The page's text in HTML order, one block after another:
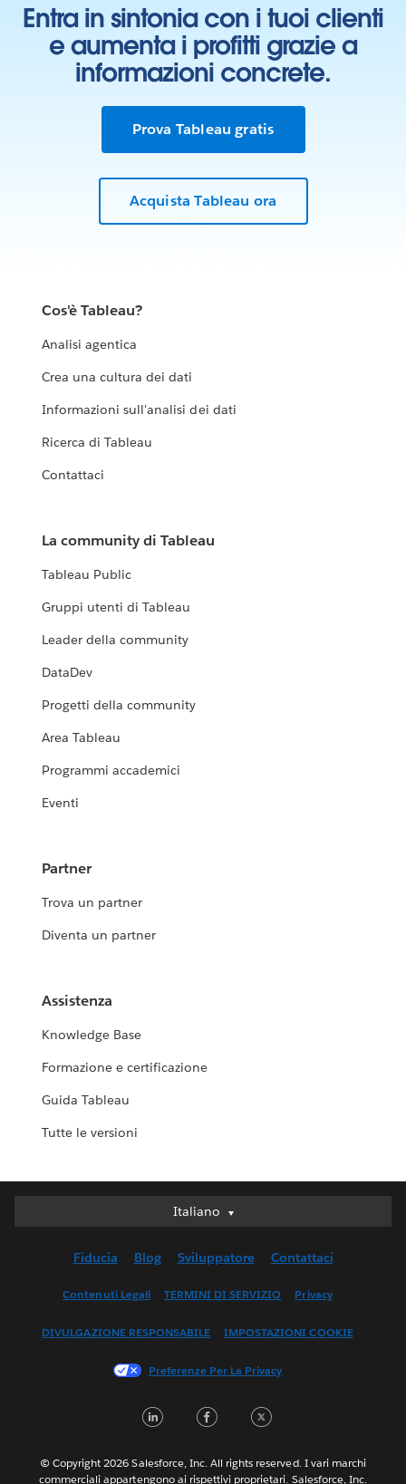
Entra in sintonia con i tuoi clienti
e aumenta i profitti grazie a
informazioni concrete.
Prova Tableau gratis
Acquista Tableau ora
Cos'è Tableau?
Analisi agentica
Crea una cultura dei dati
Informazioni sull'analisi dei dati
Ricerca di Tableau
Contattaci
La community di Tableau
Tableau Public
Gruppi utenti di Tableau
Leader della community
DataDev
Progetti della community
Area Tableau
Programmi accademici
Eventi
Partner
Trova un partner
Diventa un partner
Assistenza
Knowledge Base
Formazione e certificazione
Guida Tableau
Tutte le versioni
Italiano
Italiano
English (UK)
Français (Canada)
한국어
Português
Fiducia Blog Sviluppatore Contattaci
Contenuti Legali TERMINI DI SERVIZIO Privacy
DIVULGAZIONE RESPONSABILE IMPOSTAZIONI COOKIE
Preferenze Per La Privacy
LinkedInFacebook
© Copyright 2026 Salesforce, Inc. All rights reserved. I vari marchi
commerciali appartengono ai rispettivi proprietari. Salesforce, Inc.